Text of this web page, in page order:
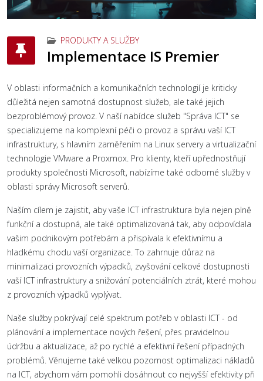
PRODUKTY A SLUŽBY
Implementace IS Premier
V oblasti informačních a komunikačních technologií je kriticky
důležitá nejen samotná dostupnost služeb, ale také jejich
bezproblémový provoz. V naší nabídce služeb "Správa ICT" se
specializujeme na komplexní péči o provoz a správu vaší ICT
infrastruktury, s hlavním zaměřením na Linux servery a virtualizační
technologie VMware a Proxmox. Pro klienty, kteří upřednostňují
produkty společnosti Microsoft, nabízíme také odborné služby v
oblasti správy Microsoft serverů.
Naším cílem je zajistit, aby vaše ICT infrastruktura byla nejen plně
funkční a dostupná, ale také optimalizovaná tak, aby odpovídala
vašim podnikovým potřebám a přispívala k efektivnímu a
hladkému chodu vaší organizace. To zahrnuje důraz na
minimalizaci provozních výpadků, zvyšování celkové dostupnosti
vaší ICT infrastruktury a snižování potenciálních ztrát, které mohou
z provozních výpadků vyplývat.
Naše služby pokrývají celé spektrum potřeb v oblasti ICT - od
plánování a implementace nových řešení, přes pravidelnou
údržbu a aktualizace, až po rychlé a efektivní řešení případných
problémů. Věnujeme také velkou pozornost optimalizaci nákladů
na ICT, abychom vám pomohli dosáhnout co nejvyšší efektivity při